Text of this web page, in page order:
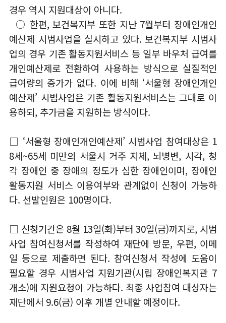
경우 역시 지원대상이 아니다.
○ 한편, 보건복지부 또한 지난 7월부터 장애인개인
예산제 시범사업을 실시하고 있다. 보건복지부 시범사
업의 경우 기존 활동지원서비스 등 일부 바우처 급여를
개인예산제로 전환하여 사용하는 방식으로 실질적인
급여량의 증가가 없다. 이에 비해 ‘서울형 장애인개인
예산제’ 시범사업은 기존 활동지원서비스는 그대로 이
용하되, 추가금을 지원하는 방식이다.
□ ‘서울형 장애인개인예산제’ 시범사업 참여대상은 1
8세~65세 미만의 서울시 거주 지체, 뇌병변, 시각, 청
각 장애인 중 장애의 정도가 심한 장애인이며, 장애인
활동지원 서비스 이용여부와 관계없이 신청이 가능하
다. 선발인원은 100명이다.
□ 신청기간은 8월 13일(화)부터 30일(금)까지로, 시범
사업 참여신청서를 작성하여 재단에 방문, 우편, 이메
일 등으로 제출하면 된다. 참여신청서 작성에 도움이
필요할 경우 시범사업 지원기관(시립 장애인복지관 7
개소)에 지원요청이 가능하다. 최종 사업참여 대상자는
재단에서 9.6(금) 이후 개별 안내할 예정이다.